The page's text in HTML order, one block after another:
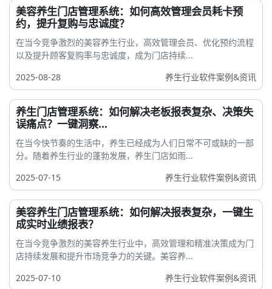
美容养生门店管理系统：如何高效管理会员耗卡预
约，提升复购与忠诚度？
在当今竞争激烈的美容养生行业，高效管理会员、优化预约流程
以及提升顾客复购率与忠诚度，成为门店持续...
2025-08-28
养生行业软件案例&资讯
养生门店管理系统：如何解决老板报表复杂、决策失
误痛点？一键洞察...
在当今快节奏的生活中，养生已经成为人们日常不可或缺的一部
分。随着养生行业的蓬勃发展，养生门店如雨...
2025-07-15
养生行业软件案例&资讯
美容养生门店管理系统：如何解决报表复杂，一键生
成实时业绩报表？
在当今竞争激烈的美容养生行业中，高效管理和精准决策成为门
店持续发展和提升市场竞争力的关键。美容养...
2025-07-10
养生行业软件案例&资讯